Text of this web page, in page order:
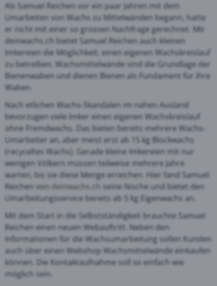
Als Samuel Reichen vor ein paar Jahren mit dem
Umarbeiten von Wachs zu Mittelwänden begann, hatte
er nicht mit einer so grossen Nachfrage gerechnet. Mit
deinwachs.ch bietet Samuel Reichen auch kleinen
Imkereien die Möglichkeit, einen eigenen Wachskreislauf
zu betreiben. Wachsmittelwände sind die Grundlage der
Bienenwaben und dienen Bienen als Fundament für ihre
Waben.
Nach etlichen Wachs-Skandalen im nahen Ausland
bevorzugen viele Imker einen eigenen Wachskreislauf
ohne Fremdwachs. Das bieten bereits mehrere Wachs-
Umarbeiter an, aber meist erst ab 15 kg Blockwachs
(recyceltes Wachs). Gerade kleine Imkereien mit nur
wenigen Völkern müssen teilweise mehrere Jahre
warten, bis sie diese Menge erreichen. Hier fand Samuel
Reichen von deinwachs.ch seine Nische und bietet den
Umarbeitungsservice bereits ab 5 kg Eigenwachs an.
Mit dem Start in die Selbstständigkeit brauchte Samuel
Reichen einen neuen Webauftritt. Neben den
Informationen für die Wachsumarbeitung sollen Kunden
auch über einen Webshop Wachsmittelwände einkaufen
können. Die Kontaktaufnahme soll so einfach wie
möglich sein.